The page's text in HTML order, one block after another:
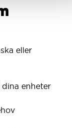
eller
enheter